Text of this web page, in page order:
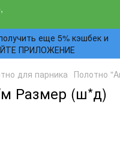
еще 5% кэшбек и
ПРИЛОЖЕНИЕ
для парника Полотно
м Размер (ш*д)